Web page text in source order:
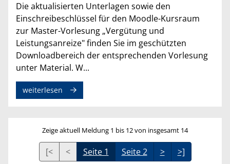
Die aktualisierten Unterlagen sowie den
Einschreibeschlüssel für den Moodle-Kursraum
zur Master-Vorlesung „Vergütung und
Leistungsanreize" finden Sie im geschützten
Downloadbereich der entsprechenden Vorlesung
unter Material. W...
weiterlesen
Zeige aktuell Meldung 1 bis 12 von insgesamt 14
[< < Seite 1 Seite 2 > >]